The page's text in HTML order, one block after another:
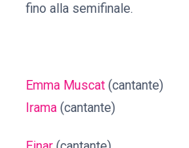
fino alla semifinale.
Emma Muscat (cantante)
Irama (cantante)